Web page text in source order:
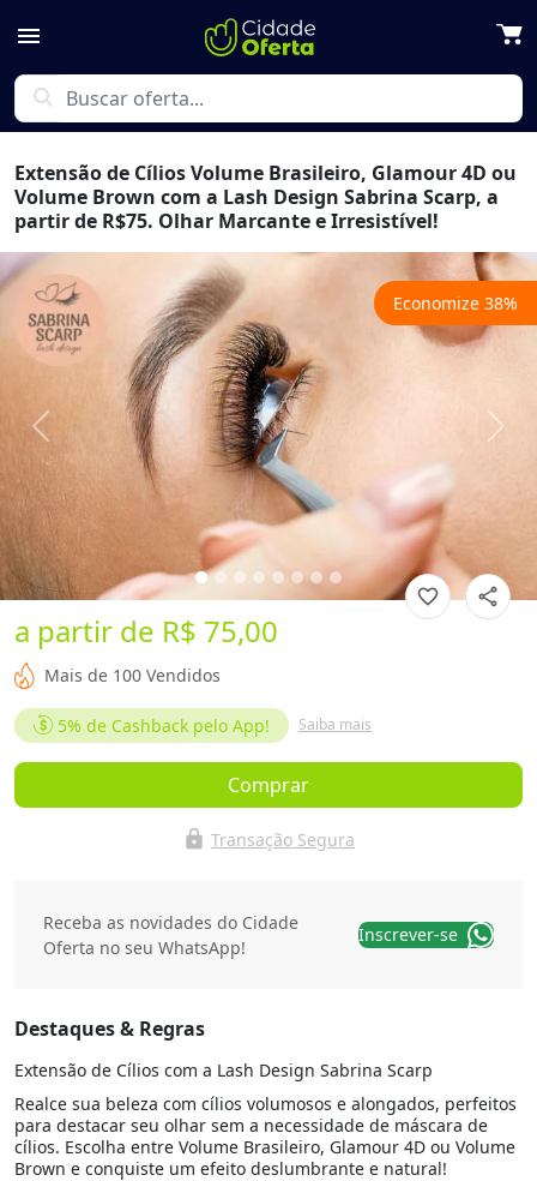
menu
search
Extensão de Cílios Volume Brasileiro, Glamour 4D ou
Volume Brown com a Lash Design Sabrina Scarp, a
partir de R$75. Olhar Marcante e Irresistível!
favorite_border share
Economize 38%
Previous Next
a partir de R$ 75,00
Mais de 100 Vendidos
5% de Cashback pelo App! Saiba mais
Comprar
lock Transação Segura
Receba as novidades do Cidade
Oferta no seu WhatsApp!
Inscrever-se
Destaques & Regras
Extensão de Cílios com a Lash Design Sabrina Scarp
Realce sua beleza com cílios volumosos e alongados, perfeitos
para destacar seu olhar sem a necessidade de máscara de
cílios. Escolha entre Volume Brasileiro, Glamour 4D ou Volume
Brown e conquiste um efeito deslumbrante e natural!